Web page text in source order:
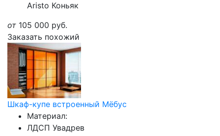
Aristo Коньяк
от 105 000 руб.
Заказать похожий
Шкаф-купе встроенный Мёбус
Материал:
ЛДСП Увадрев